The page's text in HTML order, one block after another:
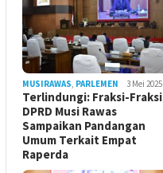
MUSIRAWAS, PARLEMEN 3 Mei 2025
Terlindungi: Fraksi-Fraksi
DPRD Musi Rawas
Sampaikan Pandangan
Umum Terkait Empat
Raperda